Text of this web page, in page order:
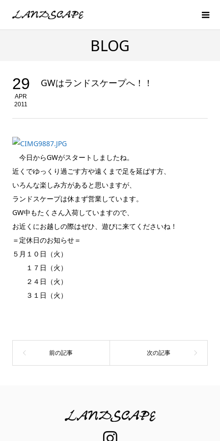
BLOG
29
APR
2011
GWはランドスケープへ！！
今日からGWがスタートしましたね。
近くでゆっくり過ごす方や遠くまで足を延ばす方、
いろんな楽しみ方があると思いますが、
ランドスケープは休まず営業しています。
GW中もたくさん入荷していますので、
お近くにお越しの際はぜひ、遊びに来てくださいね！
＝定休日のお知らせ＝
５月１０日（火）
１７日（火）
２４日（火）
３１日（火）